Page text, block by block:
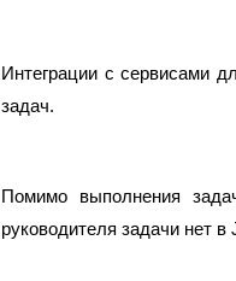
Интеграции с сервисами
задач.
Помимо выполнения
руководителя задачи нет в